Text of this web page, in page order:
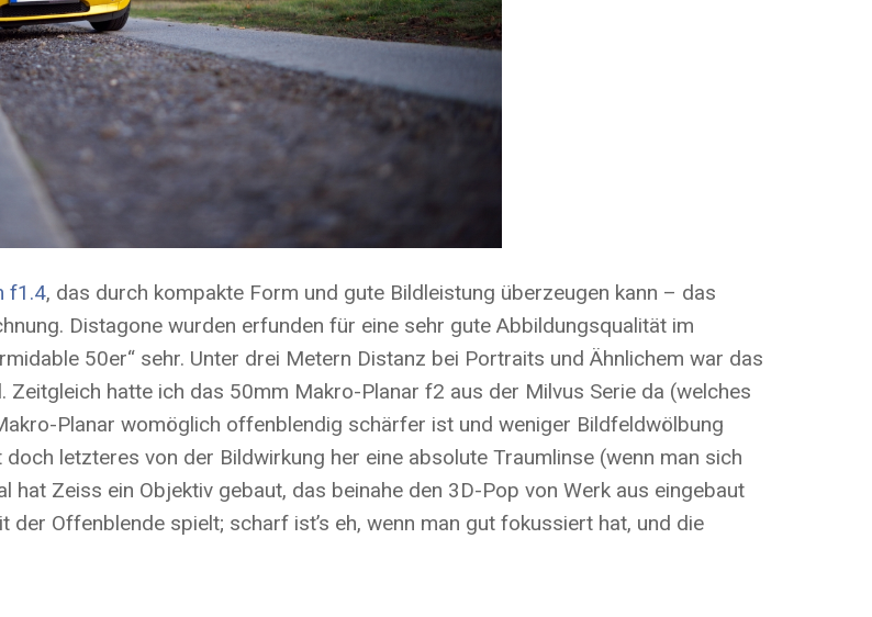
f1.4, das durch kompakte Form und gute Bildleistung überzeugen kann – das
Distagone wurden erfunden für eine sehr gute Abbildungsqualität im
50er“ sehr. Unter drei Metern Distanz bei Portraits und Ähnlichem war das
hatte ich das 50mm Makro-Planar f2 aus der Milvus Serie da (welches
Planar womöglich offenblendig schärfer ist und weniger Bildfeldwölbung
letzteres von der Bildwirkung her eine absolute Traumlinse (wenn man sich
hat Zeiss ein Objektiv gebaut, das beinahe den 3D-Pop von Werk aus eingebaut
der Offenblende spielt; scharf ist’s eh, wenn man gut fokussiert hat, und die